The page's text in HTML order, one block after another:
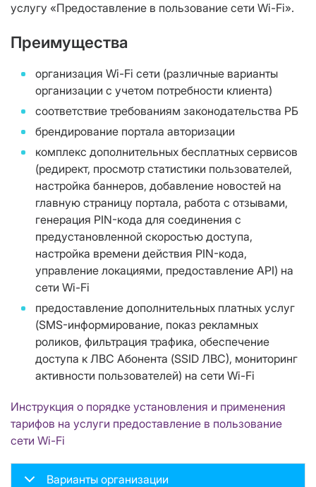
услугу «Предоставление в пользование сети Wi-Fi».
Преимущества
организация Wi-Fi сети (различные варианты
организации с учетом потребности клиента)
соответствие требованиям законодательства РБ
брендирование портала авторизации
комплекс дополнительных бесплатных сервисов
(редирект, просмотр статистики пользователей,
настройка баннеров, добавление новостей на
главную страницу портала, работа с отзывами,
генерация PIN-кода для соединения с
предустановленной скоростью доступа,
настройка времени действия PIN-кода,
управление локациями, предоставление API) на
сети Wi-Fi
предоставление дополнительных платных услуг
(SMS-информирование, показ рекламных
роликов, фильтрация трафика, обеспечение
доступа к ЛВС Абонента (SSID ЛВС), мониторинг
активности пользователей) на сети Wi-Fi
Инструкция о порядке установления и применения
тарифов на услуги предоставление в пользование
сети Wi-Fi
Варианты организации